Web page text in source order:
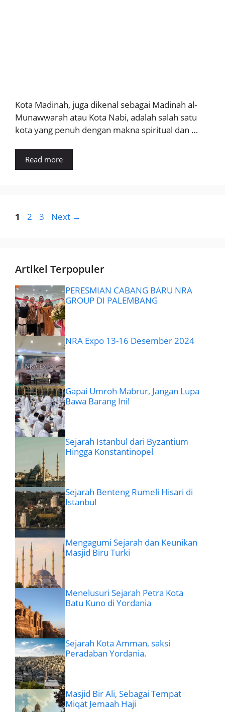
Kota Madinah, juga dikenal sebagai Madinah al-
Munawwarah atau Kota Nabi, adalah salah satu
kota yang penuh dengan makna spiritual dan …
Read more
Page
1 Page
2 Page
3 Next →
Artikel Terpopuler
PERESMIAN CABANG BARU NRA
GROUP DI PALEMBANG
NRA Expo 13-16 Desember 2024
Gapai Umroh Mabrur, Jangan Lupa
Bawa Barang Ini!
Sejarah Istanbul dari Byzantium
Hingga Konstantinopel
Sejarah Benteng Rumeli Hisari di
Istanbul
Mengagumi Sejarah dan Keunikan
Masjid Biru Turki
Menelusuri Sejarah Petra Kota
Batu Kuno di Yordania
Sejarah Kota Amman, saksi
Peradaban Yordania.
Masjid Bir Ali, Sebagai Tempat
Miqat Jemaah Haji